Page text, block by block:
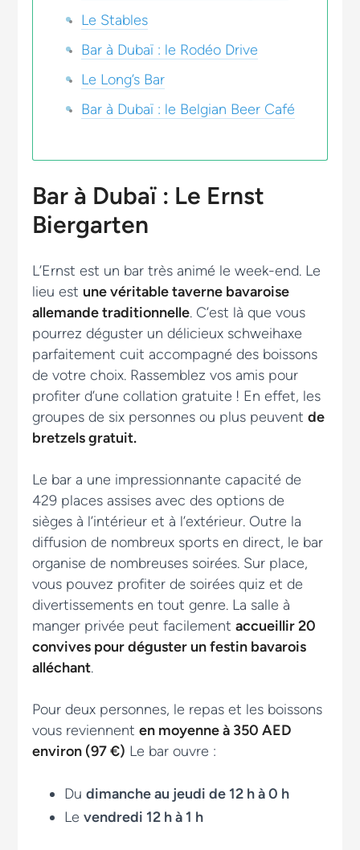
Le Stables
Bar à Dubaï : le Rodéo Drive
Le Long’s Bar
Bar à Dubaï : le Belgian Beer Café
Bar à Dubaï : Le Ernst
Biergarten
L’Ernst est un bar très animé le week-end. Le
lieu est une véritable taverne bavaroise
allemande traditionnelle. C’est là que vous
pourrez déguster un délicieux schweihaxe
parfaitement cuit accompagné des boissons
de votre choix. Rassemblez vos amis pour
profiter d’une collation gratuite ! En effet, les
groupes de six personnes ou plus peuventde
bretzels gratuit.
Le bar a une impressionnante capacité de
429 places assises avec des options de
sièges à l’intérieur et à l’extérieur. Outre la
diffusion de nombreux sports en direct, le bar
organise de nombreuses soirées. Sur place,
vous pouvez profiter de soirées quiz et de
divertissements en tout genre. La salle à
manger privée peut facilementaccueillir 20
convives pour déguster un festin bavarois
alléchant.
Pour deux personnes, le repas et les boissons
vous reviennenten moyenne à 350 AED
environ (97 €) Le bar ouvre :
Dudimanche au jeudi de 12 h à 0 h
Levendredi 12 h à 1 h